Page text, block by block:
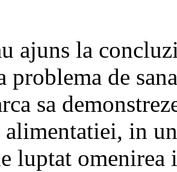
ajuns la
problema de
sa
alimentatiei, in
luptat